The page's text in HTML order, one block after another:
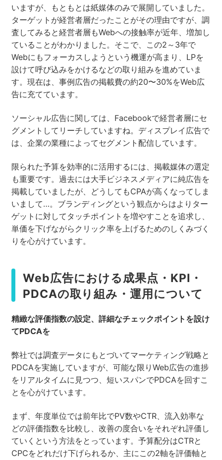
いますが、もともとは紙媒体のみで展開していました。
ターゲットが経営者層だったことがその理由ですが、調
査してみると経営者層もWebへの接触率が近年、増加し
ていることがわかりました。そこで、この2～3年で
Webにもフォーカスしようという機運が高まり、LPを
設けて呼び込みをかけるなどの取り組みを進めていま
す。現在は、事例広告の掲載費の約20〜30%をWeb広
告に充てています。
ソーシャル広告に関しては、Facebookで経営者層にセ
グメントしてリーチしていますね。ディスプレイ広告で
は、企業の業種によってセグメント配信しています。
限られた予算を効率的に活用するには、掲載媒体の選定
も重要です。過去には大手ビジネスメディアに純広告を
掲載していましたが、どうしてもCPAが高くなってしま
いまして…。ブランディングという観点からはよりター
ゲットに対してタッチポイントを増やすことを追求し、
単価を下げながらクリック率を上げるためのしくみづく
りを心がけています。
Web広告における成果点・KPI・
PDCAの取り組み・運用について
精緻な評価指数の設定、詳細なチェックポイントを設け
てPDCAを
弊社では調査データにもとづいてマーケティング戦略と
PDCAを実施していますが、可能な限りWeb広告の進捗
をリアルタイムに見つつ、短いスパンでPDCAを回すこ
とを心がけています。
まず、年度単位では前年比でPV数やCTR、流入効率な
どの評価指数を比較し、改善の度合いをそれぞれ評価し
ていくという方法をとっています。予算配分はCTRと
CPCをどれだけ下げられるか、主にこの2軸を評価軸と